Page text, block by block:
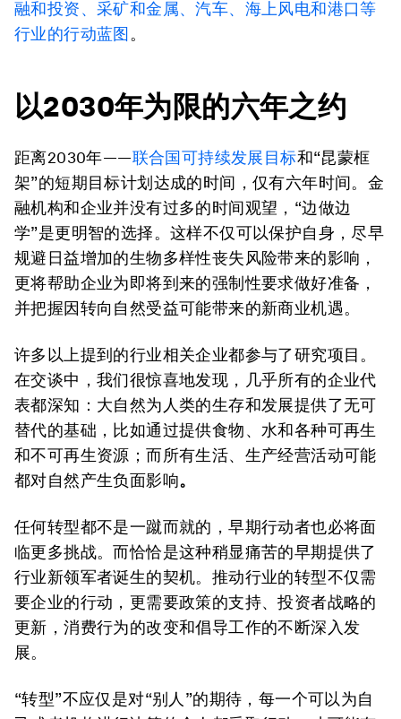
融和投资、采矿和金属、汽车、海上风电和港口等
行业的行动蓝图。
以2030年为限的六年之约
距离2030年——联合国可持续发展目标和“昆蒙框
架”的短期目标计划达成的时间，仅有六年时间。金
融机构和企业并没有过多的时间观望，“边做边
学”是更明智的选择。这样不仅可以保护自身，尽早
规避日益增加的生物多样性丧失风险带来的影响，
更将帮助企业为即将到来的强制性要求做好准备，
并把握因转向自然受益可能带来的新商业机遇。
许多以上提到的行业相关企业都参与了研究项目。
在交谈中，我们很惊喜地发现，几乎所有的企业代
表都深知：大自然为人类的生存和发展提供了无可
替代的基础，比如通过提供食物、水和各种可再生
和不可再生资源；而所有生活、生产经营活动可能
都对自然产生负面影响。
任何转型都不是一蹴而就的，早期行动者也必将面
临更多挑战。而恰恰是这种稍显痛苦的早期提供了
行业新领军者诞生的契机。推动行业的转型不仅需
要企业的行动，更需要政策的支持、投资者战略的
更新，消费行为的改变和倡导工作的不断深入发
展。
“转型”不应仅是对“别人”的期待，每一个可以为自